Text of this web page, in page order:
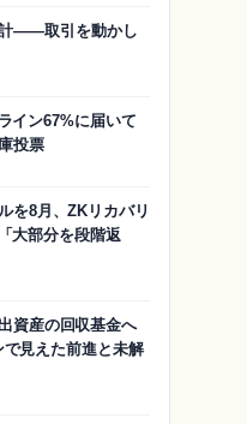
計——取引を動かし
イン67%に届いて
投票
を8月、ZKリカバリ
大部分を段階返
資産の回収基金へ
見えた前進と未解